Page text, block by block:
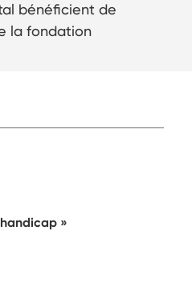
bénéficient de
la fondation
»